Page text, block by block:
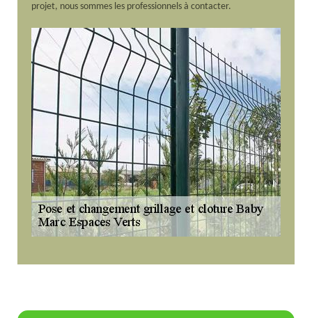
projet, nous sommes les professionnels à contacter.